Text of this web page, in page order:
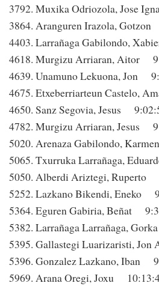
3792. Muxika Odriozola, Jose
3864. Aranguren Irazola,
4403. Larrañaga Gabilondo,
4618. Murgizu Arriaran, Aitor
4639. Unamuno Lekuona, Jon
4675. Etxeberriarteun Castelo,
4650. Sanz Segovia, Jesus
4782. Murgizu Arriaran, Jesus
5020. Arenaza Gabilondo,
5065. Txurruka Larrañaga,
5050. Alberdi Ariztegi, Ruperto
5252. Lazkano Bikendi, Eneko
5364. Eguren Gabiria, Beñat
5382. Larrañaga Larrañaga,
5395. Gallastegi Luarizaristi,
5396. Gonzalez Lazkano, Iban
5969. Arana Oregi, Joxu